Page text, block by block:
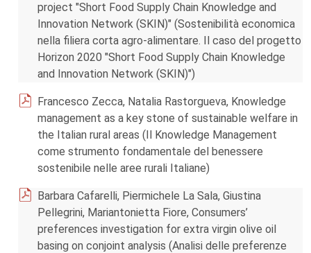
project "Short Food Supply Chain Knowledge and
Innovation Network (SKIN)" (Sostenibilità economica
nella filiera corta agro-alimentare. Il caso del progetto
Horizon 2020 "Short Food Supply Chain Knowledge
and Innovation Network (SKIN)")
Francesco Zecca, Natalia Rastorgueva, Knowledge
management as a key stone of sustainable welfare in
the Italian rural areas (Il Knowledge Management
come strumento fondamentale del benessere
sostenibile nelle aree rurali Italiane)
Barbara Cafarelli, Piermichele La Sala, Giustina
Pellegrini, Mariantonietta Fiore, Consumers’
preferences investigation for extra virgin olive oil
basing on conjoint analysis (Analisi delle preferenze